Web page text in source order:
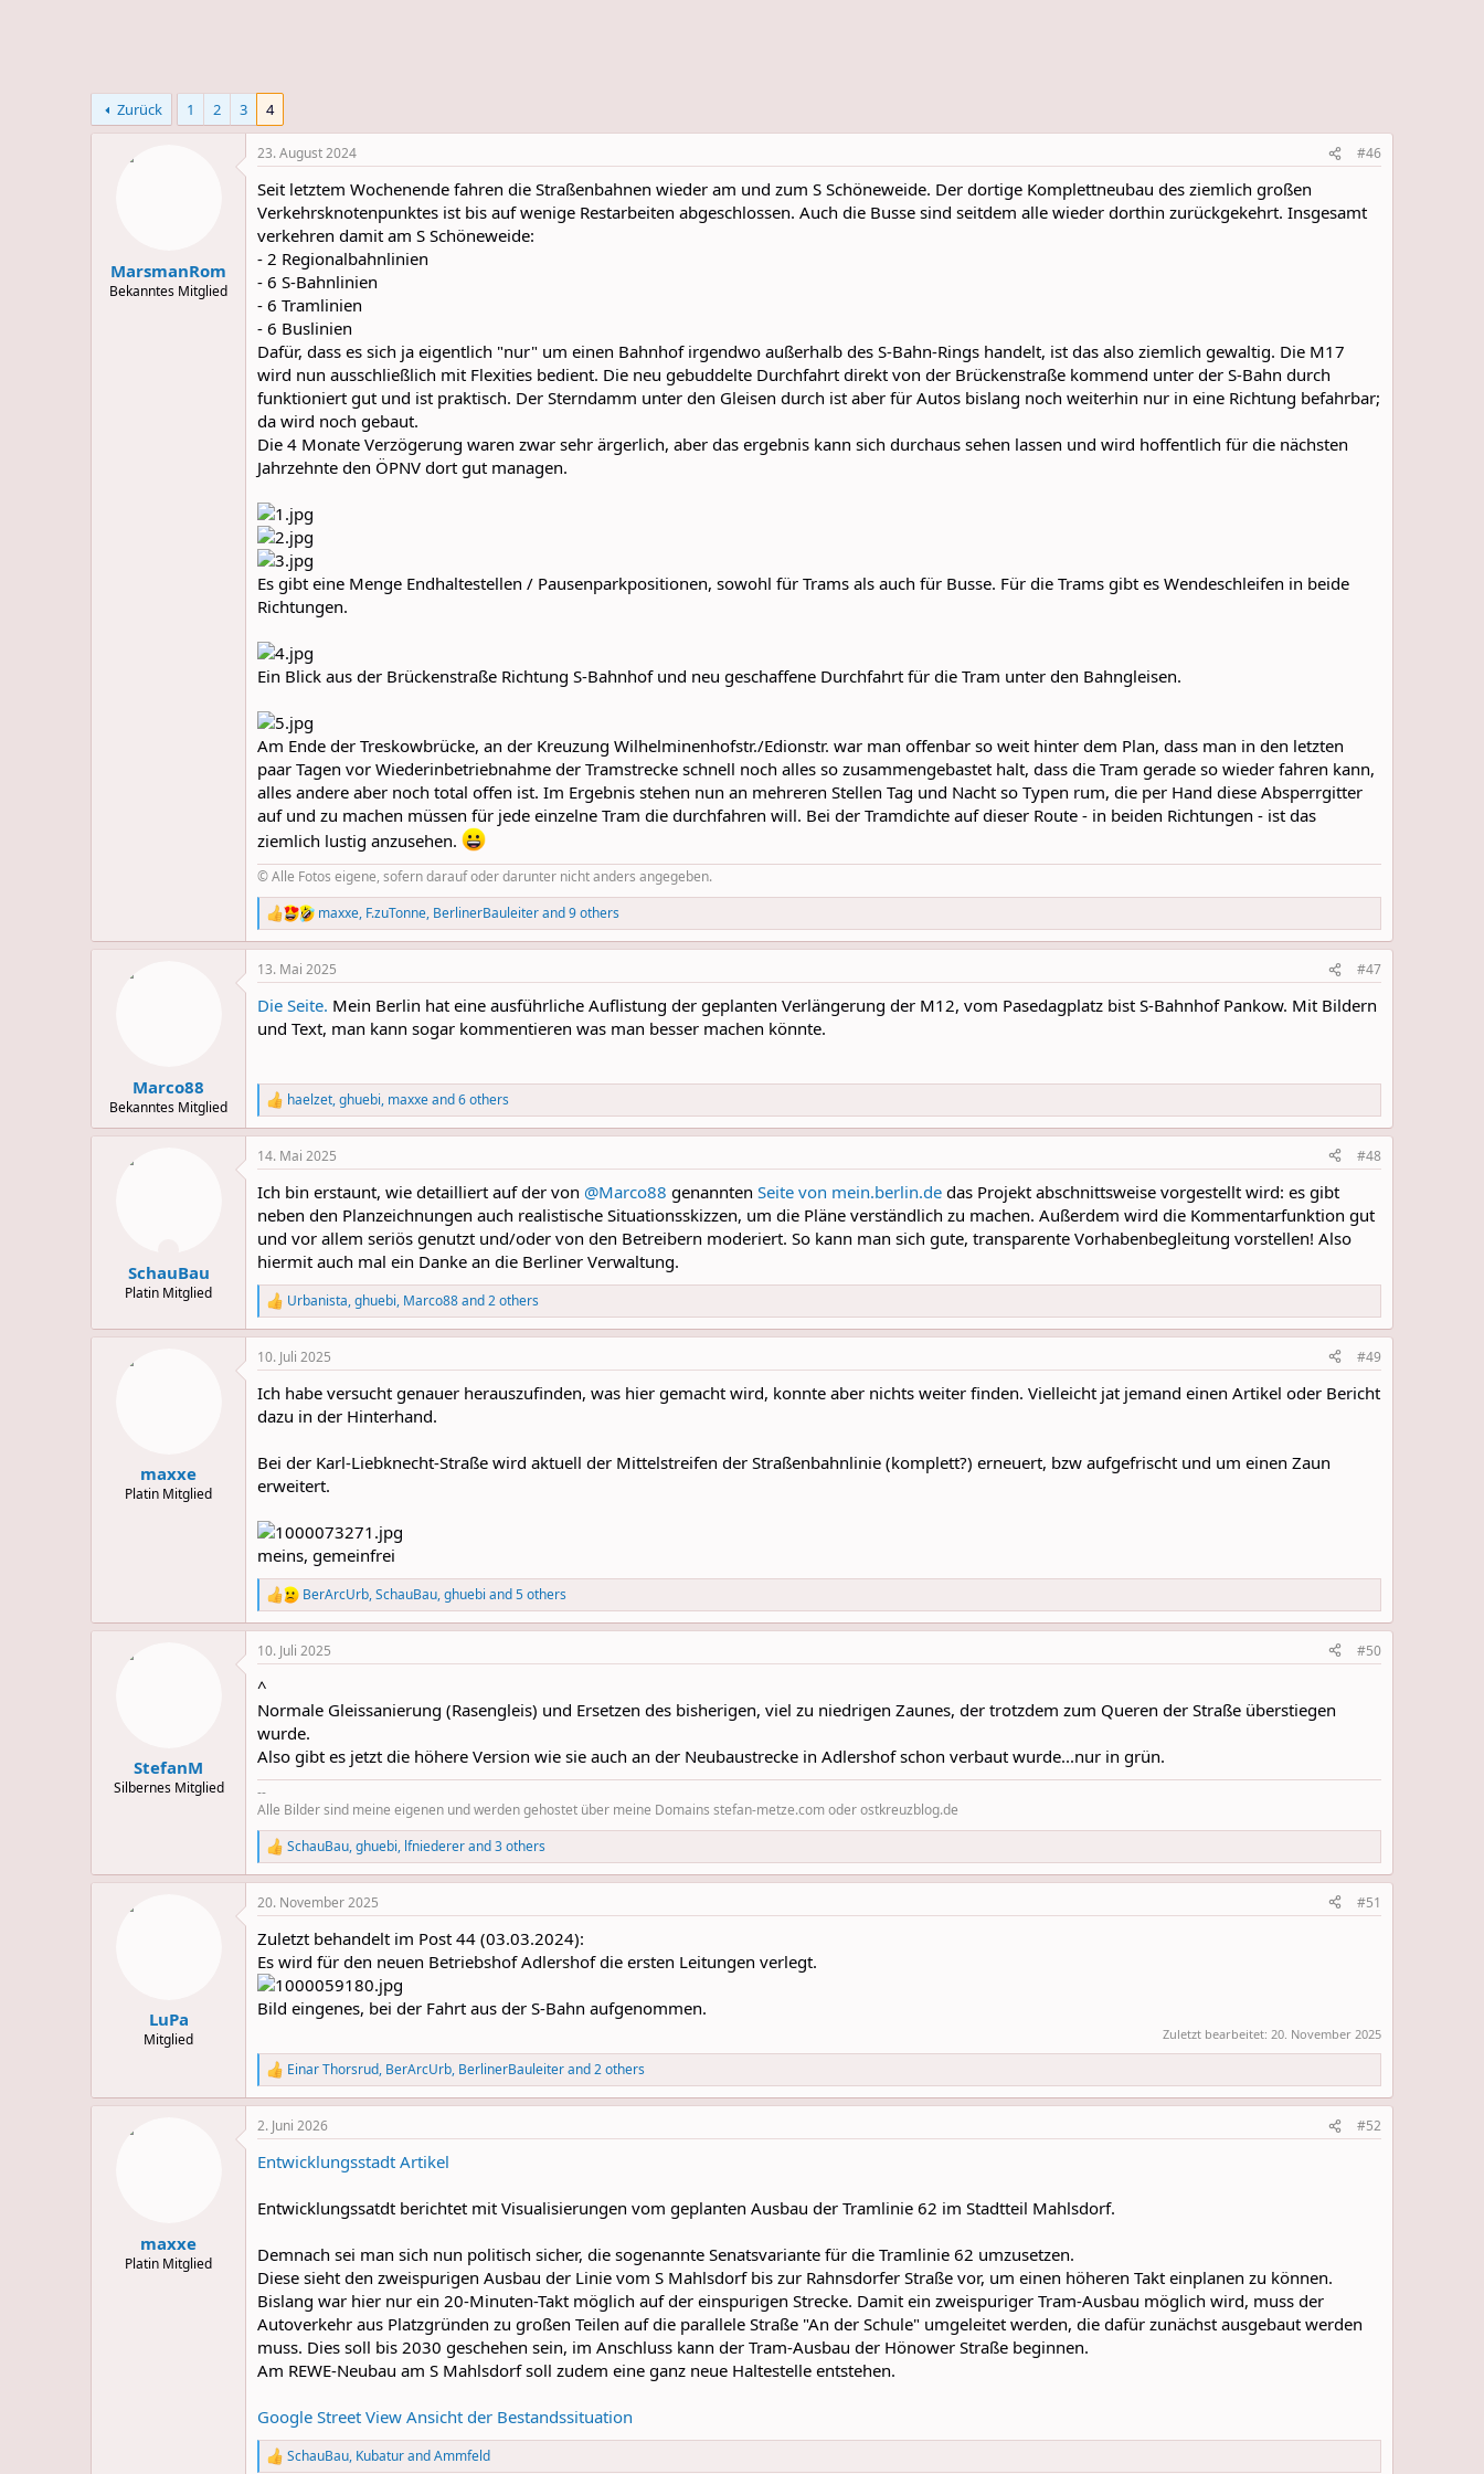
Zurück 1 2 3 4
MarsmanRom
Bekanntes Mitglied
23. August 2024 #46
Seit letztem Wochenende fahren die Straßenbahnen wieder am und zum S Schöneweide. Der dortige Komplettneubau des ziemlich großen
Verkehrsknotenpunktes ist bis auf wenige Restarbeiten abgeschlossen. Auch die Busse sind seitdem alle wieder dorthin zurückgekehrt. Insgesamt
verkehren damit am S Schöneweide:
- 2 Regionalbahnlinien
- 6 S-Bahnlinien
- 6 Tramlinien
- 6 Buslinien
Dafür, dass es sich ja eigentlich "nur" um einen Bahnhof irgendwo außerhalb des S-Bahn-Rings handelt, ist das also ziemlich gewaltig. Die M17
wird nun ausschließlich mit Flexities bedient. Die neu gebuddelte Durchfahrt direkt von der Brückenstraße kommend unter der S-Bahn durch
funktioniert gut und ist praktisch. Der Sterndamm unter den Gleisen durch ist aber für Autos bislang noch weiterhin nur in eine Richtung befahrbar;
da wird noch gebaut.
Die 4 Monate Verzögerung waren zwar sehr ärgerlich, aber das ergebnis kann sich durchaus sehen lassen und wird hoffentlich für die nächsten
Jahrzehnte den ÖPNV dort gut managen.
Es gibt eine Menge Endhaltestellen / Pausenparkpositionen, sowohl für Trams als auch für Busse. Für die Trams gibt es Wendeschleifen in beide
Richtungen.
Ein Blick aus der Brückenstraße Richtung S-Bahnhof und neu geschaffene Durchfahrt für die Tram unter den Bahngleisen.
Am Ende der Treskowbrücke, an der Kreuzung Wilhelminenhofstr./Edionstr. war man offenbar so weit hinter dem Plan, dass man in den letzten
paar Tagen vor Wiederinbetriebnahme der Tramstrecke schnell noch alles so zusammengebastet halt, dass die Tram gerade so wieder fahren kann,
alles andere aber noch total offen ist. Im Ergebnis stehen nun an mehreren Stellen Tag und Nacht so Typen rum, die per Hand diese Absperrgitter
auf und zu machen müssen für jede einzelne Tram die durchfahren will. Bei der Tramdichte auf dieser Route - in beiden Richtungen - ist das
ziemlich lustig anzusehen.
© Alle Fotos eigene, sofern darauf oder darunter nicht anders angegeben.
R
e
a
c
i
o
:
maxxe, F.zuTonne, BerlinerBauleiterand 9 others
Marco88
Bekanntes Mitglied
13. Mai 2025 #47
Die Seite. Mein Berlin hat eine ausführliche Auflistung der geplanten Verlängerung der M12, vom Pasedagplatz bist S-Bahnhof Pankow. Mit Bildern
und Text, man kann sogar kommentieren was man besser machen könnte.
R
e
a
c
i
o
s
:
haelzet,ghuebi, maxxeand 6 others
SchauBau
Platin Mitglied
14. Mai 2025 #48
Ich bin erstaunt, wie detailliert auf der von @Marco88 genannten Seite von mein.berlin.de das Projekt abschnittsweise vorgestellt wird: es gibt
neben den Planzeichnungen auch realistische Situationsskizzen, um die Pläne verständlich zu machen. Außerdem wird die Kommentarfunktion gut
und vor allem seriös genutzt und/oder von den Betreibern moderiert. So kann man sich gute, transparente Vorhabenbegleitung vorstellen! Also
hiermit auch mal ein Danke an die Berliner Verwaltung.
R
e
a
c
i
o
:
Urbanista,ghuebi, Marco88and 2 others
maxxe
Platin Mitglied
10. Juli 2025 #49
Ich habe versucht genauer herauszufinden, was hier gemacht wird, konnte aber nichts weiter finden. Vielleicht jat jemand einen Artikel oder Bericht
dazu in der Hinterhand.
Bei der Karl-Liebknecht-Straße wird aktuell der Mittelstreifen der Straßenbahnlinie (komplett?) erneuert, bzw aufgefrischt und um einen Zaun
erweitert.
meins, gemeinfrei
R
e
a
c
i
o
s
:
BerArcUrb,SchauBau,ghuebi and 5 others
StefanM
Silbernes Mitglied
10. Juli 2025 #50
^
Normale Gleissanierung (Rasengleis) und Ersetzen des bisherigen, viel zu niedrigen Zaunes, der trotzdem zum Queren der Straße überstiegen
wurde.
Also gibt es jetzt die höhere Version wie sie auch an der Neubaustrecke in Adlershof schon verbaut wurde...nur in grün.
--
Alle Bilder sind meine eigenen und werden gehostet über meine Domains stefan-metze.com oder ostkreuzblog.de
R
e
a
c
i
o
n
s
:
SchauBau,ghuebi, lfniedererand 3 others
LuPa
Mitglied
20. November 2025 #51
Zuletzt behandelt im Post 44 (03.03.2024):
Es wird für den neuen Betriebshof Adlershof die ersten Leitungen verlegt.
Bild eingenes, bei der Fahrt aus der S-Bahn aufgenommen.
Zuletzt bearbeitet: 20. November 2025
R
e
a
c
i
n
s
Einar Thorsrud, BerArcUrb, BerlinerBauleiterand 2 others
maxxe
Platin Mitglied
2. Juni 2026 #52
Entwicklungsstadt Artikel
Entwicklungssatdt berichtet mit Visualisierungen vom geplanten Ausbau der Tramlinie 62 im Stadtteil Mahlsdorf.
Demnach sei man sich nun politisch sicher, die sogenannte Senatsvariante für die Tramlinie 62 umzusetzen.
Diese sieht den zweispurigen Ausbau der Linie vom S Mahlsdorf bis zur Rahnsdorfer Straße vor, um einen höheren Takt einplanen zu können.
Bislang war hier nur ein 20-Minuten-Takt möglich auf der einspurigen Strecke. Damit ein zweispuriger Tram-Ausbau möglich wird, muss der
Autoverkehr aus Platzgründen zu großen Teilen auf die parallele Straße "An der Schule" umgeleitet werden, die dafür zunächst ausgebaut werden
muss. Dies soll bis 2030 geschehen sein, im Anschluss kann der Tram-Ausbau der Hönower Straße beginnen.
Am REWE-Neubau am S Mahlsdorf soll zudem eine ganz neue Haltestelle entstehen.
Google Street View Ansicht der Bestandssituation
R
SchauBau, KubaturandAmmfeld